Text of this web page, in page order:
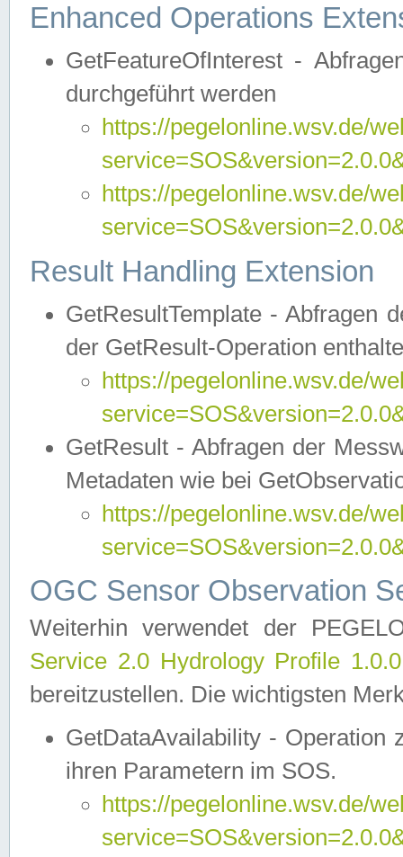
Enhanced Operations
GetFeatureOfInterest -
durchgeführt werden
https://pegelonline.wsv.de/
https://pegelonline.wsv.de/
Result Handling Extension
GetResultTemplate - Abfragen
der GetResult-Operation
https://pegelonline.wsv.de/
GetResult - Abfragen der
Metadaten wie bei
https://pegelonline.wsv.de/
OGC Sensor Observation
Weiterhin verwendet der
Service 2.0 Hydrology Profile
bereitzustellen. Die wichtigsten
GetDataAvailability - Operation
ihren Parametern im SOS.
https://pegelonline.wsv.de/